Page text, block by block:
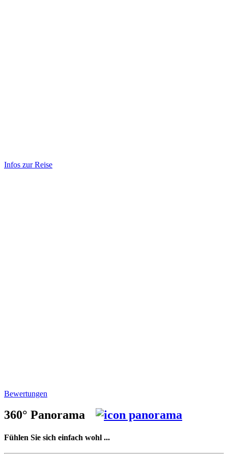
Infos zur Reise
Bewertungen
360° Panorama
Fühlen Sie sich einfach wohl ...